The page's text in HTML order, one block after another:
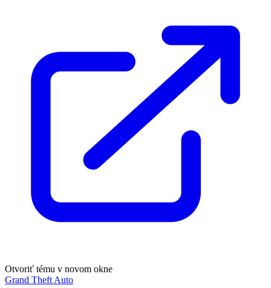
Otvoriť tému v novom okne
Grand Theft Auto